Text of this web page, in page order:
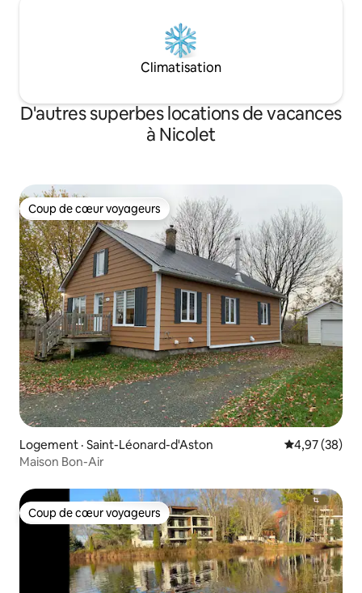
Climatisation
D'autres superbes locations de vacances
à Nicolet
Coup de cœur voyageurs
Coup de cœur voyageurs
Logement · Saint-Léonard-d'Aston Note
4,97 (38)
Maison Bon-Air
Coup de cœur voyageurs
Coup de cœur voyageurs